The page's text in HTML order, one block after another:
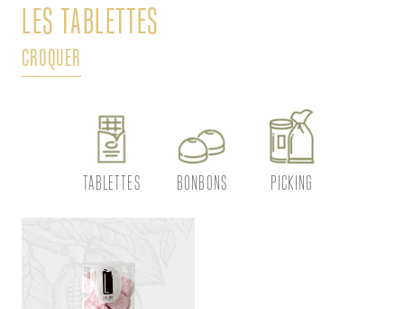
LES TABLETTES
CROQUER
TABLETTES BONBONS PICKING